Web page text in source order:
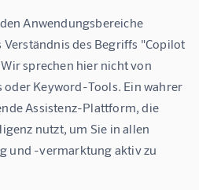
Anwendungsbereiche
des Begriffs "Copilot
sprechen hier nicht von
Keyword-Tools. Ein wahrer
Assistenz-Plattform, die
nutzt, um Sie in allen
und -vermarktung aktiv zu